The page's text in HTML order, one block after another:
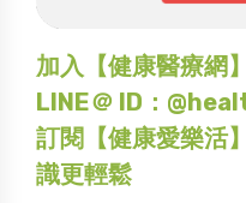
加入【健康醫療網
LINE＠ ID：
訂閱【健康愛樂活
識更輕鬆